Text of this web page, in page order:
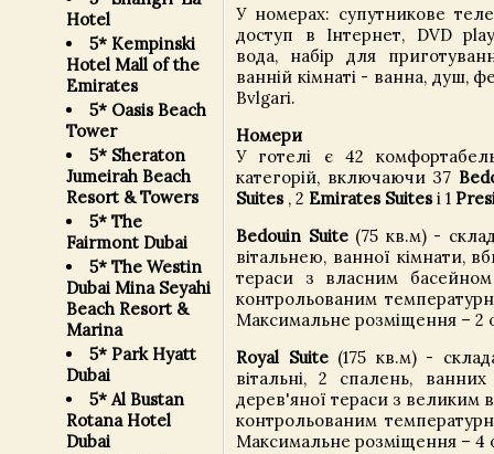
Hotel
5* Kempinski
Hotel Mall of the
Emirates
5* Oasis Beach
Tower
5* Sheraton
Jumeirah Beach
Resort & Towers
5* The
Fairmont Dubai
5* The Westin
Dubai Mina Seyahi
Beach Resort &
Marina
5* Park Hyatt
Dubai
5* Al Bustan
Rotana Hotel
Dubai
У номерах: супутникове
доступ в Інтернет, DVD
вода, набір для
ванній кімнаті - ванна, душ,
Bvlgari.
Номери
У готелі є 42
категорій, включаючи 37
Suites, 2 Emirates Suitesі 1
Bedouin Suite(75 кв.м) -
вітальнею, ванної кімнати,
тераси з власним
контрольованим
Максимальне розміщення – 2
Royal Suite(175 кв.м) -
вітальні, 2 спалень, ванних
дерев'яної тераси з великим
контрольованим
Максимальне розміщення – 4